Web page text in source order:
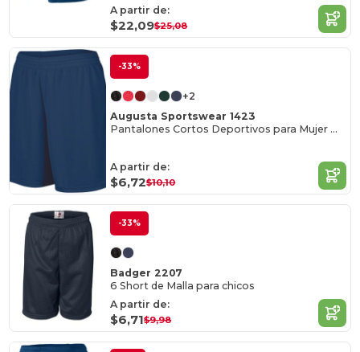
A partir de:
$22,09$25,08
-33%
+2
Augusta Sportswear 1423
Pantalones Cortos Deportivos para Mujer Octane
A partir de:
$6,72$10,10
-33%
Badger 2207
6 Short de Malla para chicos
A partir de:
$6,71$9,98